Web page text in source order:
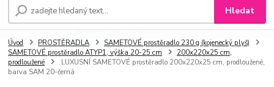
Hledat
Úvod PROSTĚRADLA
SAMETOVÉ prostěradlo 230 g (kojenecký plyš)
SAMETOVÉ prostěradlo ATYP1, výška 20-25 cm
200x220x25 cm,
prodloužené
LUXUSNÍ SAMETOVÉ prostěradlo 200x220x25 cm, prodloužené,
barva SAM 20-černá